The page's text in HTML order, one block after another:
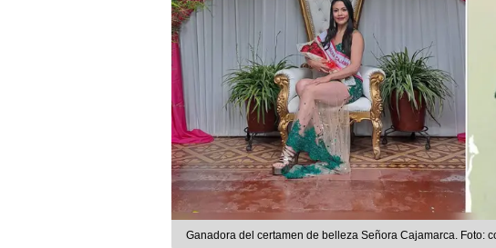
Ganadora del certamen de belleza Señora Cajamarca. Foto: